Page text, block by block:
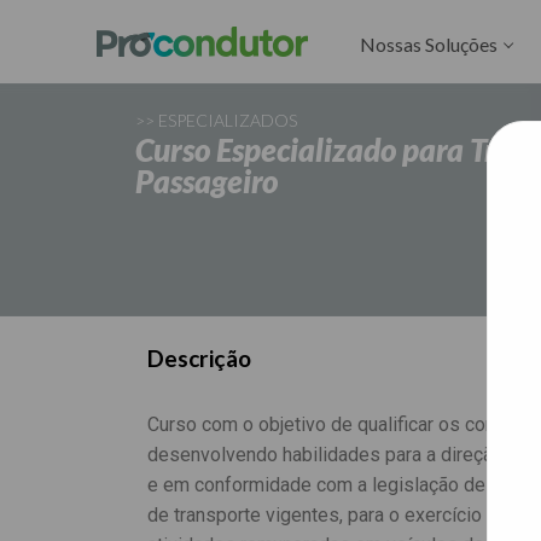
Nossas Soluções
>> ESPECIALIZADOS
Curso Especializado para
Passageiro
Descrição
Curso com o objetivo de qualificar os
desenvolvendo habilidades para a direção
e em conformidade com a legislação de
de transporte vigentes, para o exercício de